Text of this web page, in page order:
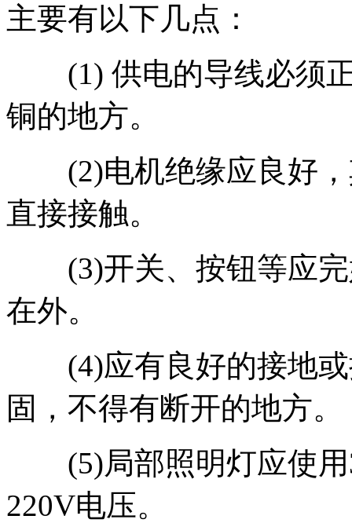
主要有以下几点：
(1) 供电的导线必须正
铜的地方。
(2)电机绝缘应良好，
直接接触。
(3)开关、按钮等应完
在外。
(4)应有良好的接地或
固，不得有断开的地方。
(5)局部照明灯应使用
220V电压。